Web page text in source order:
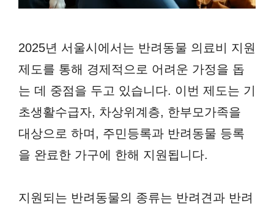
2025년 서울시에서는 반려동물 의료비 지원
제도를 통해 경제적으로 어려운 가정을 돕
는 데 중점을 두고 있습니다. 이번 제도는 기
초생활수급자, 차상위계층, 한부모가족을
대상으로 하며, 주민등록과 반려동물 등록
을 완료한 가구에 한해 지원됩니다.
지원되는 반려동물의 종류는 반려견과 반려